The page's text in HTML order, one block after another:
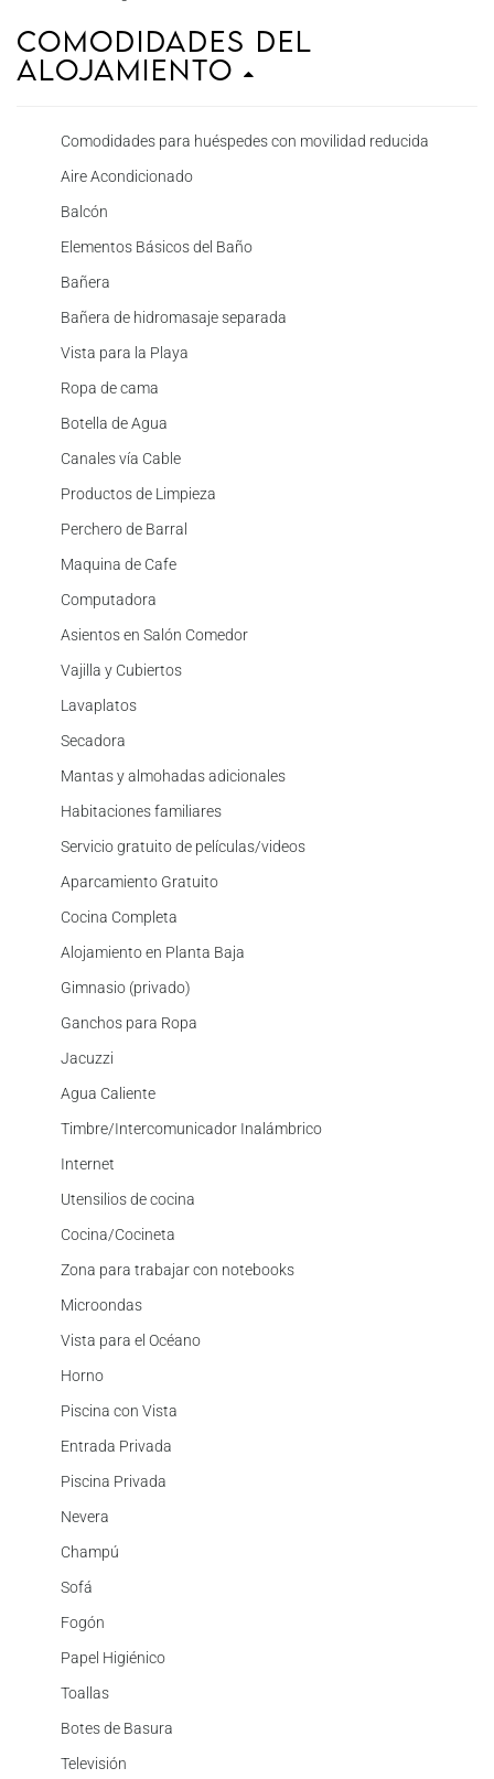
Comodidades del
Alojamiento
Comodidades para huéspedes con movilidad reducida
Aire Acondicionado
Balcón
Elementos Básicos del Baño
Bañera
Bañera de hidromasaje separada
Vista para la Playa
Ropa de cama
Botella de Agua
Canales vía Cable
Productos de Limpieza
Perchero de Barral
Maquina de Cafe
Computadora
Asientos en Salón Comedor
Vajilla y Cubiertos
Lavaplatos
Secadora
Mantas y almohadas adicionales
Habitaciones familiares
Servicio gratuito de películas/videos
Aparcamiento Gratuito
Cocina Completa
Alojamiento en Planta Baja
Gimnasio (privado)
Ganchos para Ropa
Jacuzzi
Agua Caliente
Timbre/Intercomunicador Inalámbrico
Internet
Utensilios de cocina
Cocina/Cocineta
Zona para trabajar con notebooks
Microondas
Vista para el Océano
Horno
Piscina con Vista
Entrada Privada
Piscina Privada
Nevera
Champú
Sofá
Fogón
Papel Higiénico
Toallas
Botes de Basura
Televisión